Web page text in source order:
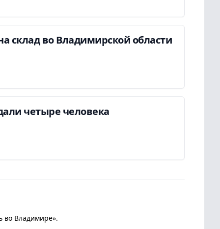
склад во Владимирской области
четыре человека
во Владимире».